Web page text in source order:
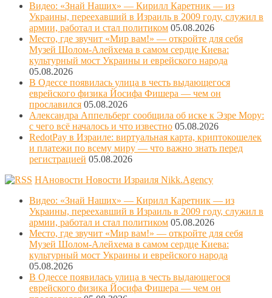
Видео: «Знай Наших» — Кирилл Каретник — из
Украины, переехавший в Израиль в 2009 году, служил в
армии, работал и стал политиком 05.08.2026
Место, где звучит «Мир вам!» — откройте для себя
Музей Шолом-Алейхема в самом сердце Киева:
культурный мост Украины и еврейского народа
05.08.2026
В Одессе появилась улица в честь выдающегося
еврейского физика Йосифа Фишера — чем он
прославился 05.08.2026
Александра Аппельберг сообщила об иске к Эзре Мору:
с чего всё началось и что известно 05.08.2026
RedotPay в Израиле: виртуальная карта, криптокошелек
и платежи по всему миру — что важно знать перед
регистрацией 05.08.2026
НАновости Новости Израиля Nikk.Agency
Видео: «Знай Наших» — Кирилл Каретник — из
Украины, переехавший в Израиль в 2009 году, служил в
армии, работал и стал политиком 05.08.2026
Место, где звучит «Мир вам!» — откройте для себя
Музей Шолом-Алейхема в самом сердце Киева:
культурный мост Украины и еврейского народа
05.08.2026
В Одессе появилась улица в честь выдающегося
еврейского физика Йосифа Фишера — чем он